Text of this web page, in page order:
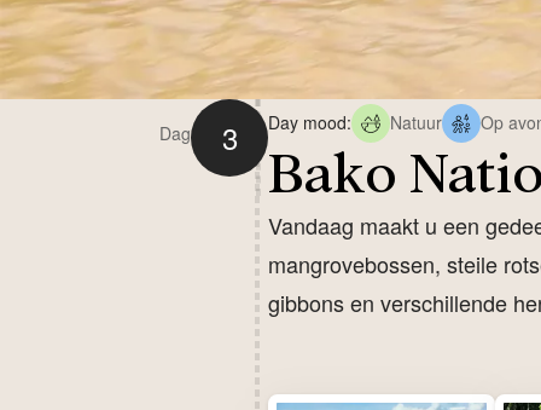
Dag 3 Day mood: Natuur Op
Bako
Vandaag maakt u een
mangrovebossen, steile
gibbons en verschillende